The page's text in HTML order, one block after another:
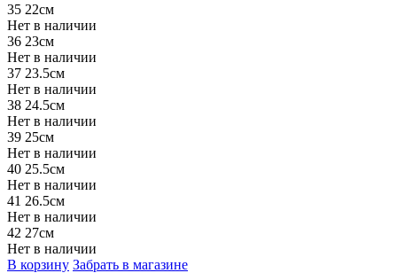
35 22см
Нет в наличии
36 23см
Нет в наличии
37 23.5см
Нет в наличии
38 24.5см
Нет в наличии
39 25см
Нет в наличии
40 25.5см
Нет в наличии
41 26.5см
Нет в наличии
42 27см
Нет в наличии
В корзину Забрать в магазине